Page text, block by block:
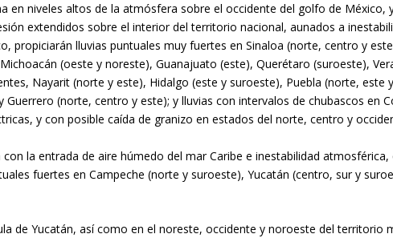
en niveles altos de la atmósfera sobre el occidente del golfo de México,
extendidos sobre el interior del territorio nacional, aunados a
lluvias puntuales muy fuertes en Sinaloa (norte, centro y
(oeste y noreste), Guanajuato (este), Querétaro (suroeste),
Nayarit (norte y este), Hidalgo (este y suroeste), Puebla (norte, este
(norte, centro y este); y lluvias con intervalos de chubascos en
y con posible caída de granizo en estados del norte, centro y
la entrada de aire húmedo del mar Caribe e inestabilidad atmosférica,
fuertes en Campeche (norte y suroeste), Yucatán (centro, sur y
de Yucatán, así como en el noreste, occidente y noroeste del territorio